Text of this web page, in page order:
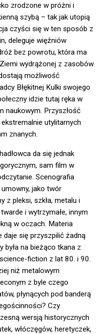
zrodzone w próżni i
szybą – tak jak utopią
czyści się w ten sposób z
deleguje więźniów
bez powrotu, która ma
wydrążonej z zasobów
możliwość
Błękitnej Kulki swojego
idzie tutaj ręka w
naukowym. Przyszłość
ekstremalnie utylitarnych
znanych.
da się jednak
sam film w
Scenografia
jako twór
z pleksi, szkła, metalu i
i wytrzymałe, innym
w oczach. Materia
daje się przyszpilić żadną
była na bieżąco tkana z
fiction z lat 80. i 90.
niż metalowym
z byle czego
płynących pod banderą
Czy
wersją historycznych
włóczęgów, heretyczek,